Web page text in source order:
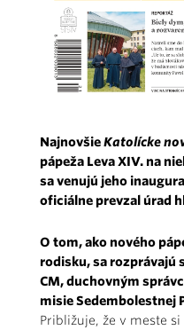
NajnovšieKatolícke
pápeža Leva XIV. na
sa venujú jeho
oficiálne prevzal úrad
O tom, ako nového
rodisku, sa rozprávajú
CM, duchovným
misie Sedembolestnej
Približuje, že v meste